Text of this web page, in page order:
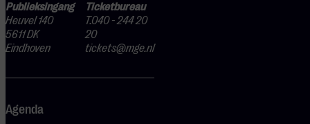
Publieksingang
Heuvel 140
5611 DK
Eindhoven
Ticketbureau
T.040 - 244 20
20
tickets@mge.nl
Agenda